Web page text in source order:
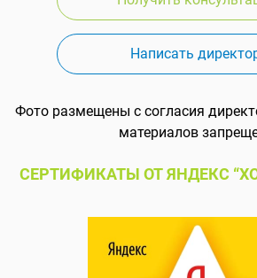
Написать
Фото размещены с согласия
материалов
СЕРТИФИКАТЫ ОТ ЯНДЕКС